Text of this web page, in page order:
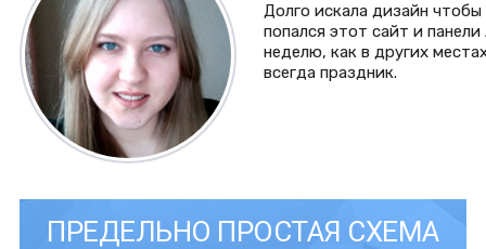
Долго искала дизайн
попался этот сайт и
неделю, как в других
всегда праздник.
ПРЕДЕЛЬНО ПРОСТАЯ СХЕМА